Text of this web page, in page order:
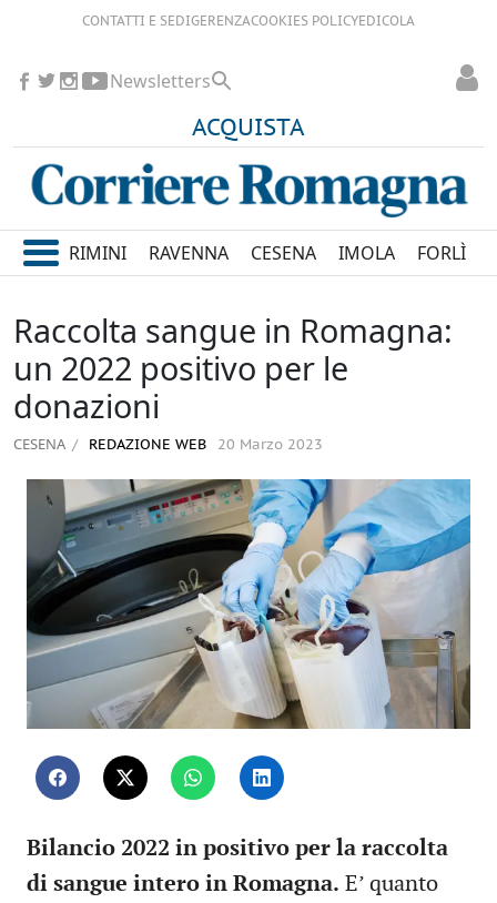
CONTATTI E SEDIGERENZACOOKIES POLICYEDICOLA
ACQUISTA
Newsletters
RIMINI RAVENNA CESENA IMOLA FORLÌ
Raccolta sangue in Romagna:
un 2022 positivo per le
donazioni
CESENA REDAZIONE WEB 20 Marzo 2023
Bilancio 2022 in positivo per la raccolta
di sangue intero in Romagna. E’ quanto